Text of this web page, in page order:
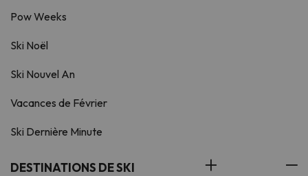
Pow Weeks
Ski Noël
Ski Nouvel An
Vacances de Février
Ski Dernière Minute
DESTINATIONS DE SKI